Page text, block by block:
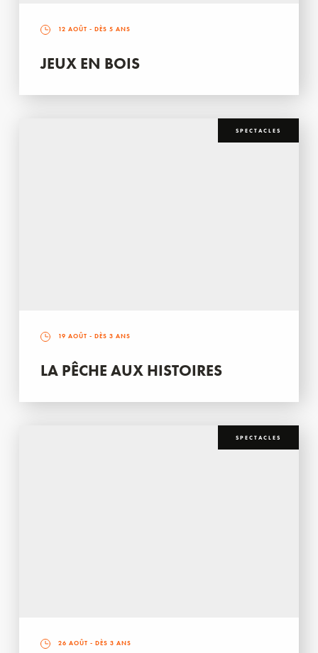
12 AOÛT - DÈS 5 ANS
JEUX EN BOIS
SPECTACLES
19 AOÛT - DÈS 3 ANS
LA PÊCHE AUX HISTOIRES
SPECTACLES
26 AOÛT - DÈS 3 ANS